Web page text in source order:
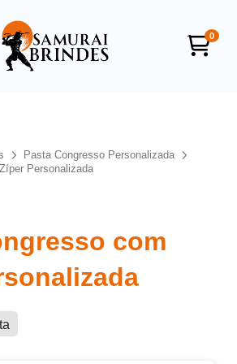
0
Pasta Congresso Personalizada
Personalizada
com